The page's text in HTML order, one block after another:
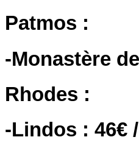
Patmos :
-Monastère
Rhodes :
-Lindos : 46€